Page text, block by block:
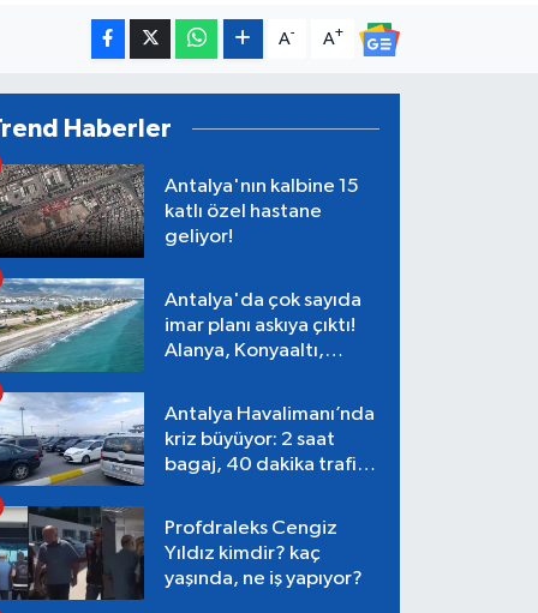
A- A+
Haberler
Antalya'nın kalbine 15
katlı özel hastane
geliyor!
Antalya'da çok sayıda
imar planı askıya çıktı!
Alanya, Konyaaltı,
Antalya Havalimanı’nda
kriz büyüyor: 2 saat
bagaj, 40 dakika trafik,
Profdraleks Cengiz
Yıldız kimdir? kaç
yaşında, ne iş yapıyor?